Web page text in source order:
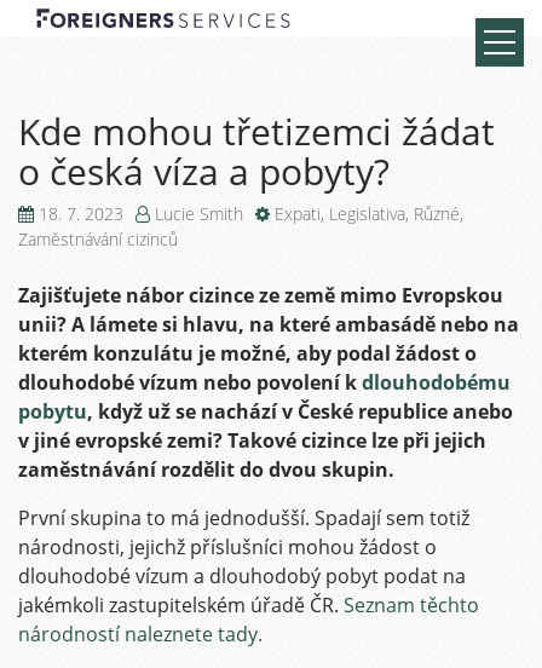
Kde mohou třetizemci žádat
o česká víza a pobyty?
18. 7. 2023 Lucie Smith Expati, Legislativa, Různé,
Zaměstnávání cizinců
Zajišťujete nábor cizince ze země mimo Evropskou
unii? A lámete si hlavu, na které ambasádě nebo na
kterém konzulátu je možné, aby podal žádost o
dlouhodobé vízum nebo povolení kdlouhodobému
pobytu, když už se nachází v České republice anebo
v jiné evropské zemi? Takové cizince lze při jejich
zaměstnávání rozdělit do dvou skupin.
První skupina to má jednodušší. Spadají sem totiž
národnosti, jejichž příslušníci mohou žádost o
dlouhodobé vízum a dlouhodobý pobyt podat na
jakémkoli zastupitelském úřadě ČR. Seznam těchto
národností naleznete tady.